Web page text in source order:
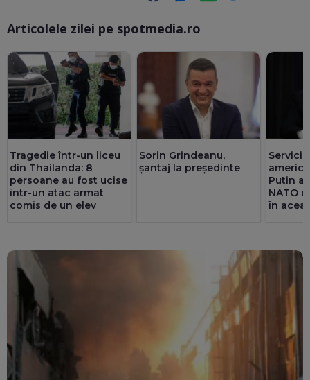
Articolele zilei pe spotmedia.ro
Tragedie într-un liceu
din Thailanda: 8
persoane au fost ucise
într-un atac armat
comis de un elev
Sorin Grindeanu,
șantaj la președinte
Putin
NATO
în